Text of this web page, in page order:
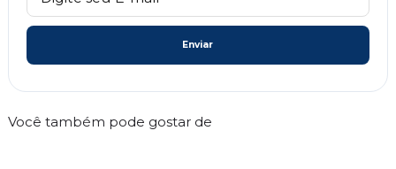
Enviar
Você também pode gostar de